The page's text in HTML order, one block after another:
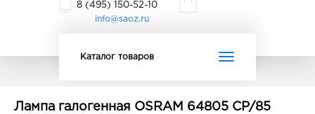
8 (495) 150-52-10
info@saoz.ru
Toggle
Каталог товаров
Лампа галогенная OSRAM 64805 CP/85